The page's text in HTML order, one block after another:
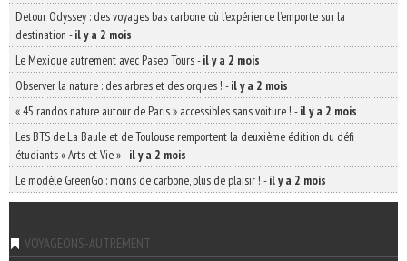
Detour Odyssey : des voyages bas carbone où l’expérience l’emporte sur la
destination -il y a 2 mois
Le Mexique autrement avec Paseo Tours-il y a 2 mois
Observer la nature : des arbres et des orques ! -il y a 2 mois
« 45 randos nature autour de Paris » accessibles sans voiture ! -il y a 2 mois
Les BTS de La Baule et de Toulouse remportent la deuxième édition du défi
étudiants « Arts et Vie »-il y a 2 mois
Le modèle GreenGo : moins de carbone, plus de plaisir ! -il y a 2 mois
VOYAGEONS-AUTREMENT